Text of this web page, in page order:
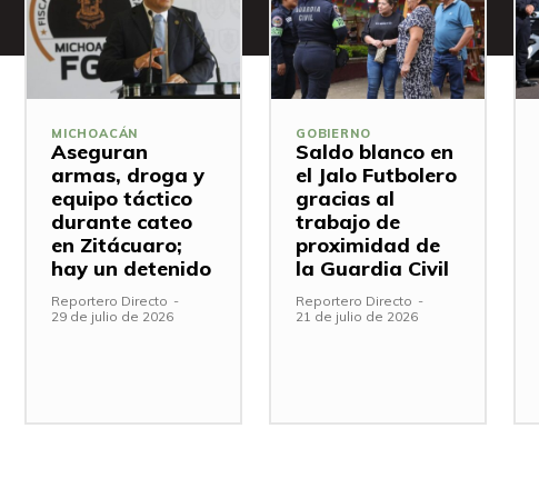
MICHOACÁN
Aseguran
armas, droga y
equipo táctico
durante cateo
en Zitácuaro;
hay un detenido
Reportero Directo -
29 de julio de 2026
GOBIERNO
Saldo blanco en
el Jalo Futbolero
gracias al
trabajo de
proximidad de
la Guardia Civil
Reportero Directo -
21 de julio de 2026